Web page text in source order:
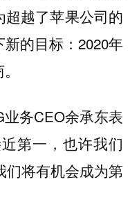
越了苹果公司的
的目标：2020年
务CEO余承东表
第一，也许我们
们将有机会成为第